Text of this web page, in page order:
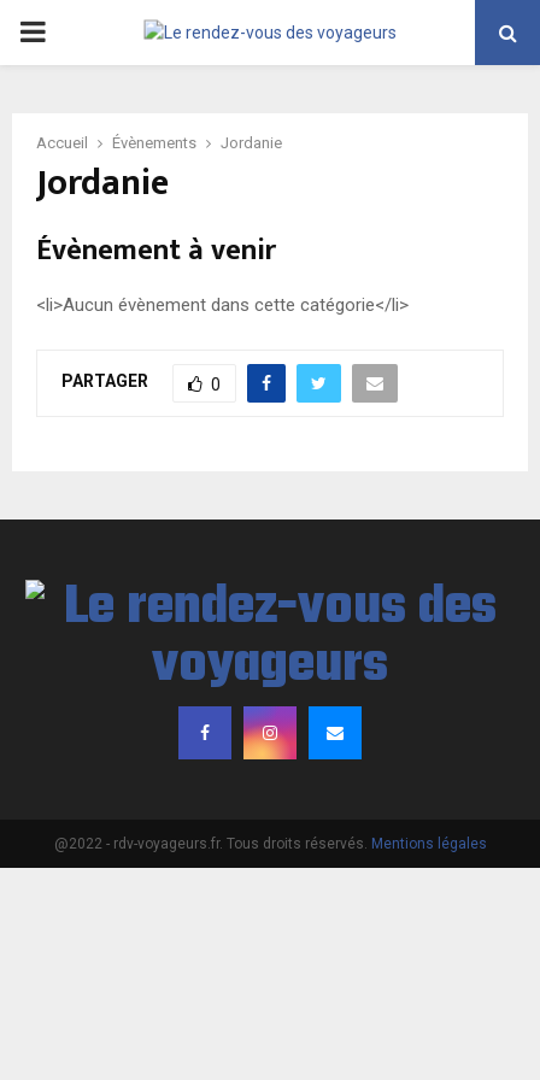
PRIMARY
Accueil Évènements Jordanie
Jordanie
Évènement à venir
<li>Aucun évènement dans cette catégorie</li>
PARTAGER 0
@2022 - rdv-voyageurs.fr. Tous droits réservés. Mentions légales